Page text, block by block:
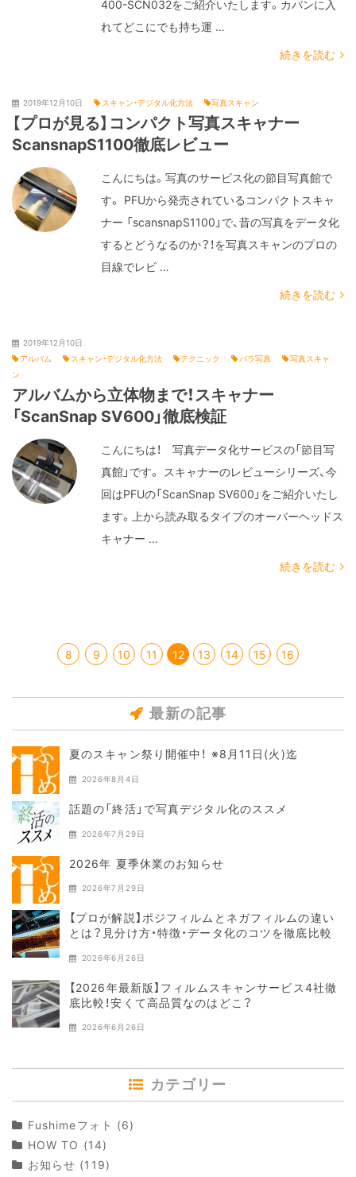
400-SCN032をご紹介いたします。カバンに入
れてどこにでも持ち運 …
続きを読む
2019年12月10日 スキャン・デジタル化方法 写真スキャン
【プロが見る】コンパクト写真スキャナー
ScansnapS1100徹底レビュー
こんにちは。写真のサービス化の節目写真館で
す。 PFUから発売されているコンパクトスキャ
ナー 「scansnapS1100」で、昔の写真をデータ化
するとどうなるのか？！を写真スキャンのプロの
目線でレビ …
続きを読む
2019年12月10日
アルバム
スキャン・デジタル化方法 テクニック バラ写真
写真スキャ
ン
アルバムから立体物まで！スキャナー
「ScanSnap SV600」徹底検証
こんにちは！ 写真データ化サービスの「節目写
真館」です。 スキャナーのレビューシリーズ、今
回はPFUの「ScanSnap SV600」をご紹介いたし
ます。上から読み取るタイプのオーバーヘッドス
キャナー …
続きを読む
8 9 10 11 12 13 14 15 16
最新の記事
夏のスキャン祭り開催中！ ※8月11日(火)迄
2026年8月4日
話題の「終活」で写真デジタル化のススメ
2026年7月29日
2026年 夏季休業のお知らせ
2026年7月29日
【プロが解説】ポジフィルムとネガフィルムの違い
とは？見分け方・特徴・データ化のコツを徹底比較
2026年6月26日
【2026年最新版】フィルムスキャンサービス4社徹
底比較！安くて高品質なのはどこ？
2026年6月26日
カテゴリー
Fushimeフォト (6)
HOW TO (14)
お知らせ (119)